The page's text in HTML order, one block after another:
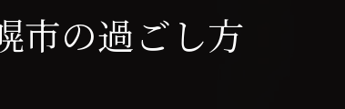
レコード
市の過ごし方